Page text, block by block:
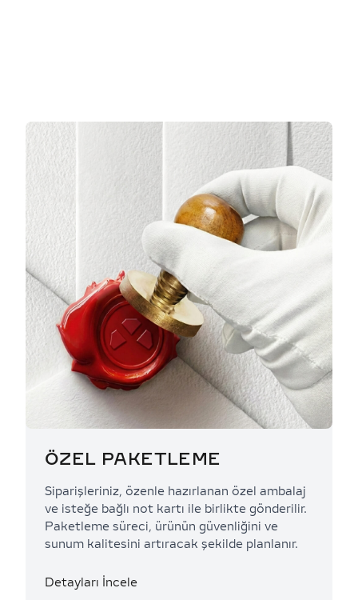
ÖZEL PAKETLEME
Siparişleriniz, özenle hazırlanan özel ambalaj
ve isteğe bağlı not kartı ile birlikte gönderilir.
Paketleme süreci, ürünün güvenliğini ve
sunum kalitesini artıracak şekilde planlanır.
Detayları İncele